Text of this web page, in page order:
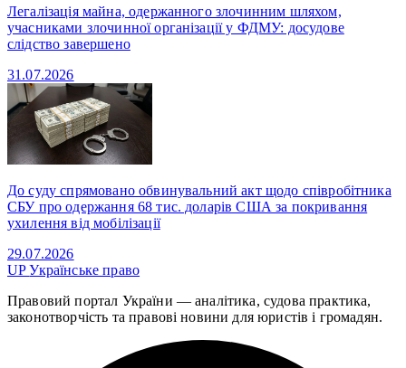
Легалізація майна, одержанного злочинним шляхом,
учасниками злочинної організації у ФДМУ: досудове
слідство завершено
31.07.2026
До суду спрямовано обвинувальний акт щодо співробітника
СБУ про одержання 68 тис. доларів США за покривання
ухилення від мобілізації
29.07.2026
UPУкраїнське право
Правовий портал України — аналітика, судова практика,
законотворчість та правові новини для юристів і громадян.